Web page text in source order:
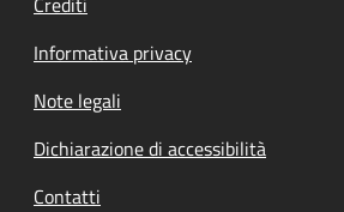
Informativa privacy
Note legali
Dichiarazione di accessibilità
Contatti